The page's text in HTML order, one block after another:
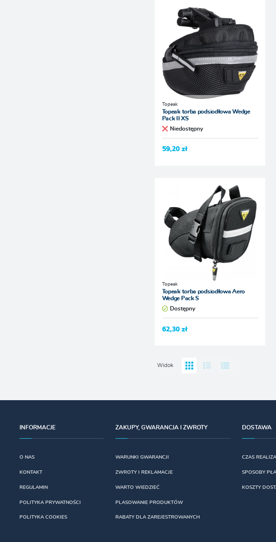
Topeak
Topeak torba podsiodłowa Wedge
Pack II XS
Niedostępny
59,20 zł
Topeak
Topeak torba podsiodłowa Aero
Wedge Pack S
Dostępny
62,30 zł
Widok
INFORMACJE
O NAS
KONTAKT
REGULAMIN
POLITYKA PRYWATNOŚCI
POLITYKA COOKIES
ZAKUPY, GWARANCJA I ZWROTY
WARUNKI GWARANCJI
ZWROTY I REKLAMACJE
WARTO WIEDZIEĆ
PLASOWANIE PRODUKTÓW
RABATY DLA ZAREJESTROWANYCH
DOSTAWA
CZAS
SPOSOBY
KOSZTY